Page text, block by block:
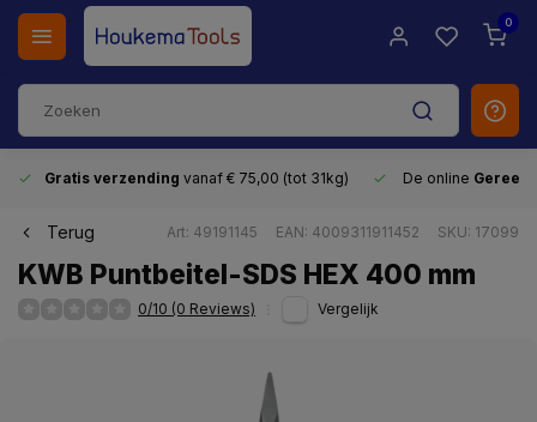
0
Gratis verzending vanaf € 75,00 (tot 31kg) De online
Terug Art: 49191145 EAN: 4009311911452 SKU: 17099
KWB Puntbeitel-SDS HEX 400 mm
0/10 (0 Reviews) Vergelijk